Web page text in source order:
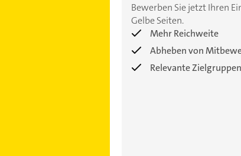
Bewerben Sie jetzt Ihren
Gelbe Seiten.
Mehr Reichweite
Abheben von
Relevante